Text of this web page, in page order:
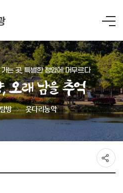
체
메
뉴
는 곳, 특별한 청양에 머무르다
특
별
한
방 웃다리농악